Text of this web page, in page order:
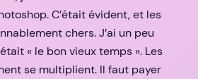
C’était évident, et les
chers. J’ai un peu
« le bon vieux temps ». Les
se multiplient. Il faut payer